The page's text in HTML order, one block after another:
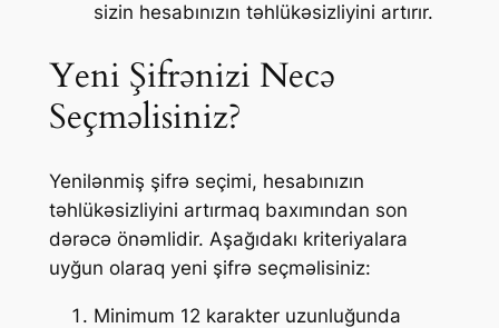
sizin hesabınızın təhlükəsizliyini artırır.
Yeni Şifrənizi Necə
Seçməlisiniz?
Yenilənmiş şifrə seçimi, hesabınızın
təhlükəsizliyini artırmaq baxımından son
dərəcə önəmlidir. Aşağıdakı kriteriyalara
uyğun olaraq yeni şifrə seçməlisiniz:
Minimum 12 karakter uzunluğunda